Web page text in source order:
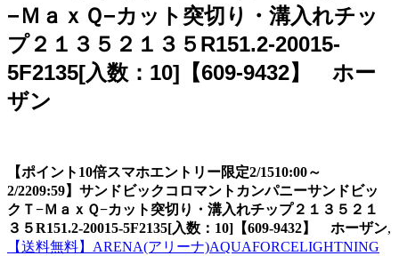
−ＭａｘＱ−カット突切り・溝入れチッ
プ２１３５２１３５R151.2-20015-
5F2135[入数：10]【609-9432】 ホー
ザン
【ポイント10倍スマホエントリー限定2/1510:00～
2/2209:59】サンドビックコロマントカンパニーサンドビッ
クＴ−ＭａｘＱ−カット突切り・溝入れチップ２１３５２１
３５R151.2-20015-5F2135[入数：10]【609-9432】 ホーザン,
【送料無料】ARENA(アリーナ)AQUAFORCELIGHTNING